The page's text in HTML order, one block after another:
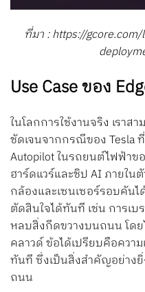
ที่มา : https://
Use Case ของ
ในโลกการใช้งานจริง เราส
ชัดเจนจากกรณีของ Tesla
Autopilot ในรถยนต์ไฟฟ้า
ฮาร์ดแวร์และชิป AI ภายใน
กล้องและเซนเซอร์รอบคันไ
ตัดสินใจได้ทันที เช่น การเ
หลบสิ่งกีดขวางบนถนน โด
คลาวด์ ข้อได้เปรียบคือควา
ทันที ซึ่งเป็นสิ่งสำคัญอย่าง
ถนน